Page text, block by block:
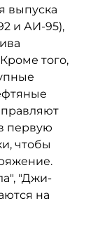
выпуска
и АИ-95),
того,
первую
чтобы
"Джи-
на